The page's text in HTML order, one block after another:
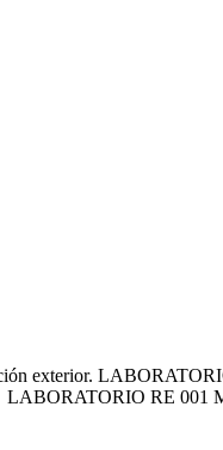
exterior.
RE 001